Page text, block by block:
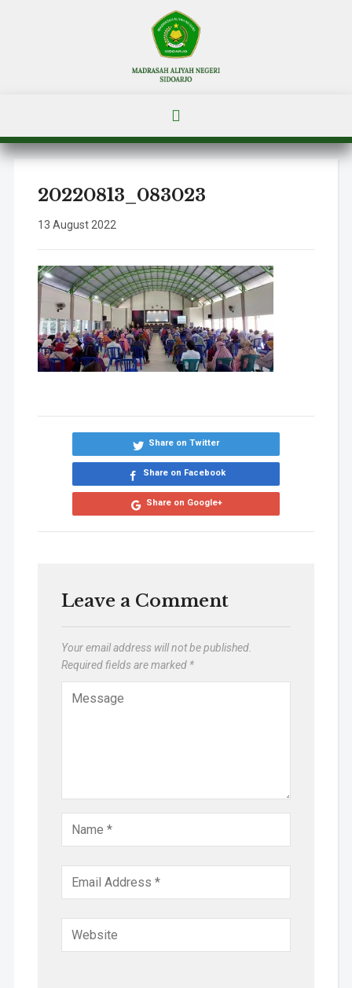
20220813_083023
13 August 2022
Share on Twitter
Share on Facebook
Share on Google+
Leave a Comment
Your email address will not be published.
Required fields are marked *